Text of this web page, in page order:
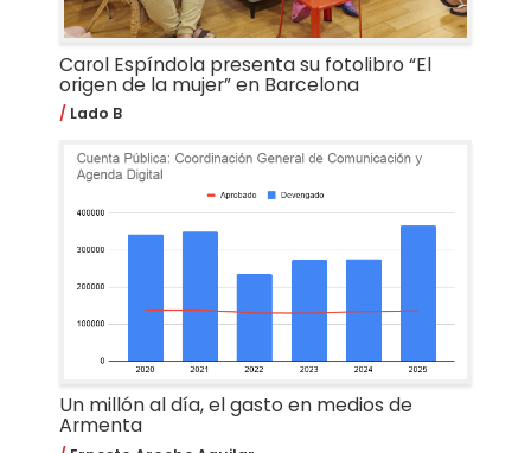
Carol Espíndola presenta su fotolibro “El
origen de la mujer” en Barcelona
Lado B
Un millón al día, el gasto en medios de
Armenta